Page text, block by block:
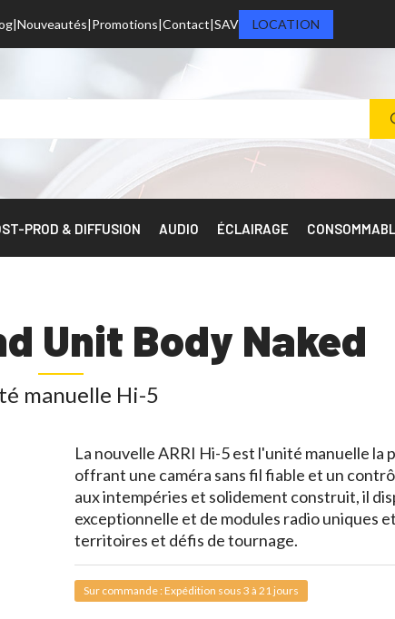
Nouveautés Promotions Contact SAV LOCATION
PROD & DIFFUSION AUDIO ÉCLAIRAGE
Unit Body Naked
manuelle Hi-5
La nouvelle ARRI Hi-5 est l'unité manuelle la
offrant une caméra sans fil fiable et un
aux intempéries et solidement construit, il
exceptionnelle et de modules radio uniques
territoires et défis de tournage.
Sur commande : Expédition sous 3 à 21 jours